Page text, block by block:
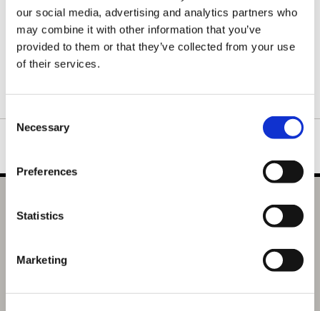
our social media, advertising and analytics partners who
may combine it with other information that you’ve
provided to them or that they’ve collected from your use
of their services.
Selection
Necessary
Preferences
Statistics
Marketing
背ネック下には、ハンターの拠点である簡易キャンプをさりげな
く配置。
世界観を感じられる、細部までこだわったデザインに仕上がって
います。
『モンスターハンターワイルズ』シーンイラストTシャツ
2（イャンクック）スミクロ M
Mサイズ / イャンクック スミ